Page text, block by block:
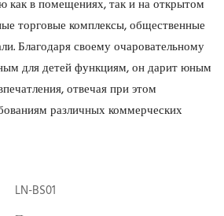
как в помещениях, так и на открытом
торговые комплексы, общественные
Благодаря своему очаровательному
для детей функциям, он дарит юным
отвечая при этом
различных коммерческих
LN-BS01